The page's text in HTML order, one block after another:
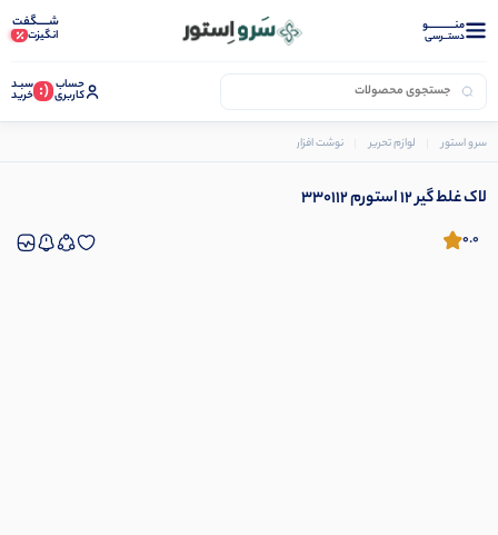
منــــــــــــو
دستــرسی
شـــــگفت
انگیزت
حساب
کاربری (: سبـد
خرید
سرو استور لوازم تحریر نوشت افزار
لاک غلط گیر 12 استورم 330112
0.0